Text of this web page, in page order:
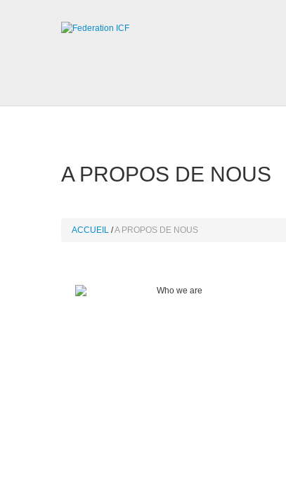
A PROPOS DE NOUS
ACCUEIL A PROPOS DE NOUS